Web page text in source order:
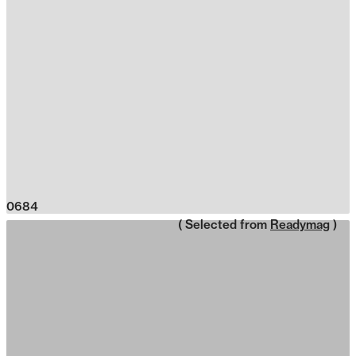
0684
( Selected from Readymag )